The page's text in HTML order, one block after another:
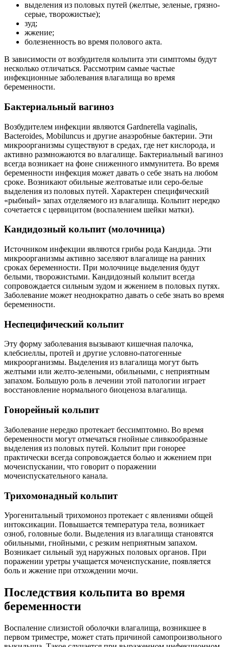
выделения из половых путей (желтые, зеленые, грязно-
серые, творожистые);
зуд;
жжение;
болезненность во время полового акта.
В зависимости от возбудителя кольпита эти симптомы будут
несколько отличаться. Рассмотрим самые частые
инфекционные заболевания влагалища во время
беременности.
Бактериальный вагиноз
Возбудителем инфекции являются Gardnerella vaginalis,
Bacteroides, Mobiluncus и другие анаэробные бактерии. Эти
микроорганизмы существуют в средах, где нет кислорода, и
активно размножаются во влагалище. Бактериальный вагиноз
всегда возникает на фоне сниженного иммунитета. Во время
беременности инфекция может давать о себе знать на любом
сроке. Возникают обильные желтоватые или серо-белые
выделения из половых путей. Характерен специфический
«рыбный» запах отделяемого из влагалища. Кольпит нередко
сочетается с цервицитом (воспалением шейки матки).
Кандидозный кольпит (молочница)
Источником инфекции являются грибы рода Кандида. Эти
микроорганизмы активно заселяют влагалище на ранних
сроках беременности. При молочнице выделения будут
белыми, творожистыми. Кандидозный кольпит всегда
сопровождается сильным зудом и жжением в половых путях.
Заболевание может неоднократно давать о себе знать во время
беременности.
Неспецифический кольпит
Эту форму заболевания вызывают кишечная палочка,
клебсиеллы, протей и другие условно-патогенные
микроорганизмы. Выделения из влагалища могут быть
желтыми или желто-зелеными, обильными, с неприятным
запахом. Большую роль в лечении этой патологии играет
восстановление нормального биоценоза влагалища.
Гонорейный кольпит
Заболевание нередко протекает бессимптомно. Во время
беременности могут отмечаться гнойные сливкообразные
выделения из половых путей. Кольпит при гонорее
практически всегда сопровождается болью и жжением при
мочеиспускании, что говорит о поражении
мочеиспускательного канала.
Трихомонадный кольпит
Урогенитальный трихомоноз протекает с явлениями общей
интоксикации. Повышается температура тела, возникает
озноб, головные боли. Выделения из влагалища становятся
обильными, гнойными, с резким неприятным запахом.
Возникает сильный зуд наружных половых органов. При
поражении уретры учащается мочеиспускание, появляется
боль и жжение при отхождении мочи.
Последствия кольпита во время
беременности
Воспаление слизистой оболочки влагалища, возникшее в
первом триместре, может стать причиной самопроизвольного